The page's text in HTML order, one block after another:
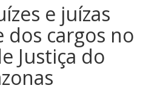
e juízas
cargos no
Justiça do